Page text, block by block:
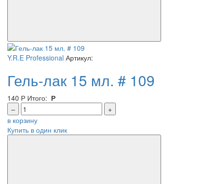
Y.R.E Professional Артикул:
Гель-лак 15 мл. # 109
140 Р Итого: Р
–
+
в корзину
Купить в один клик